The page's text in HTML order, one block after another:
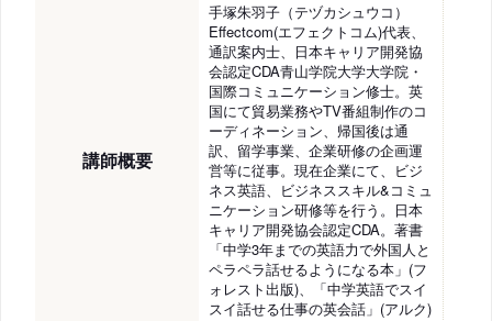
講師概要
手塚朱羽子（テヅカシュウコ）
Effectcom(エフェクトコム)代表、
通訳案内士、日本キャリア開発協
会認定CDA青山学院大学大学院・
国際コミュニケーション修士。英
国にて貿易業務やTV番組制作のコ
ーディネーション、帰国後は通
訳、留学事業、企業研修の企画運
営等に従事。現在企業にて、ビジ
ネス英語、ビジネススキル&コミュ
ニケーション研修等を行う。日本
キャリア開発協会認定CDA。著書
「中学3年までの英語力で外国人と
ペラペラ話せるようになる本」(フ
ォレスト出版)、「中学英語でスイ
スイ話せる仕事の英会話」(アルク)